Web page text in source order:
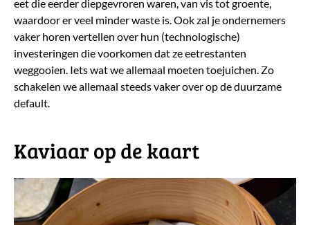
eet die eerder diepgevroren waren, van vis tot groente,
waardoor er veel minder waste is. Ook zal je ondernemers
vaker horen vertellen over hun (technologische)
investeringen die voorkomen dat ze eetrestanten
weggooien. Iets wat we allemaal moeten toejuichen. Zo
schakelen we allemaal steeds vaker over op de duurzame
default.
Kaviaar op de kaart